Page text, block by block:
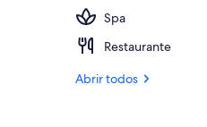
Spa
Restaurante
Abrir todos